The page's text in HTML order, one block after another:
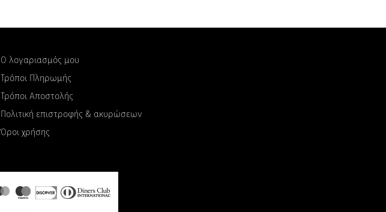
Ο λογαριασμός μου
Τρόποι Πληρωμής
Τρόποι Αποστολής
Πολιτική επιστροφής & ακυρώσεων
Όροι χρήσης